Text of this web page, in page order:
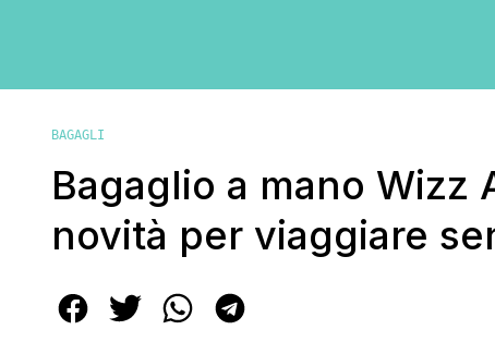
BAGAGLI
Bagaglio a mano Wizz
novità per viaggiare